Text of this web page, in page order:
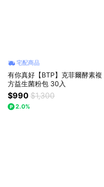
宅配商品
有你真好【BTP】克菲爾酵素複
方益生菌粉包 30入
$990 $1,300
2.0%